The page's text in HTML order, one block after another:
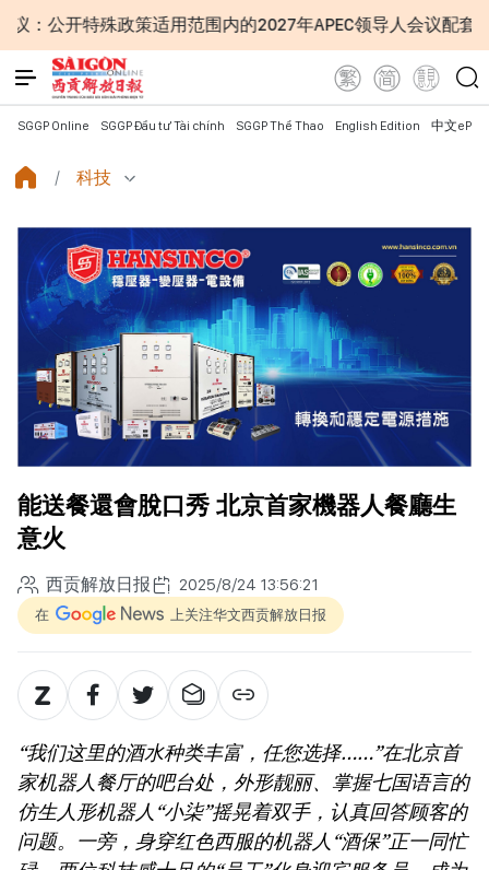
策适用范围内的2027年APEC领导人会议配套服务项目工程
SGGP Online SGGP Đầu tư Tài chính SGGP Thể Thao English Edition 中文
科技
能送餐還會脫口秀 北京首家機器人餐廳生
意火
西贡解放日报 2025/8/24 13:56:21
在 上关注华文西贡解放日报
“我们这里的酒水种类丰富，任您选择……”在北京首
家机器人餐厅的吧台处，外形靓丽、掌握七国语言的
仿生人形机器人“小柒”摇晃着双手，认真回答顾客的
问题。一旁，身穿红色西服的机器人“酒保”正一同忙